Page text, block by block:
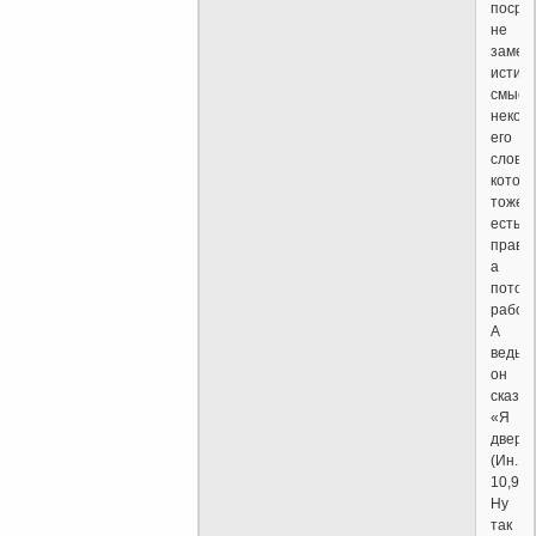
не
его
слов,
тоже
есть
а
А
ведь
он
«Я
(Ин.
10,9).
Ну
так